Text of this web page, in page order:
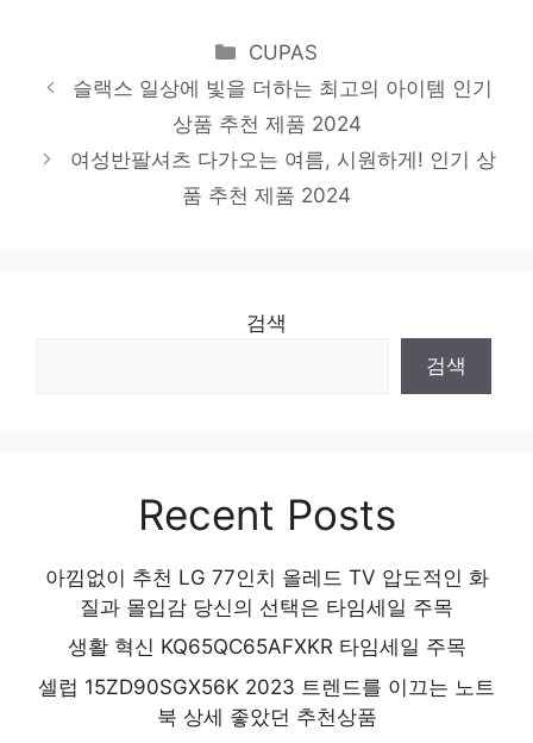
품 2024
놀라운 당신을 위한 최고의 선택 인기 상품
추천 제품 2024
Categories
CUPAS
슬랙스 일상에 빛을 더하는 최고의 아이템 인기
상품 추천 제품 2024
여성반팔셔츠 다가오는 여름, 시원하게! 인기 상
품 추천 제품 2024
검색
검색
Recent Posts
아낌없이 추천 LG 77인치 올레드 TV 압도적인 화
질과 몰입감 당신의 선택은 타임세일 주목
생활 혁신 KQ65QC65AFXKR 타임세일 주목
셀럽 15ZD90SGX56K 2023 트렌드를 이끄는 노트
북 상세 좋았던 추천상품